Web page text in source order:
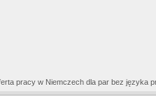
pracy w Niemczech dla par bez języka